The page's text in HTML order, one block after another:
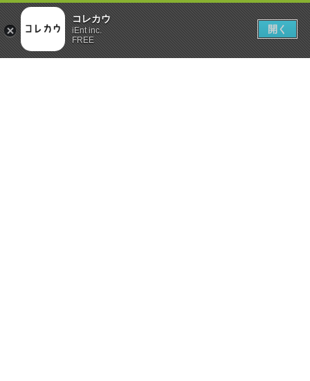
コレカウ
iEnt inc.
FREE
開く